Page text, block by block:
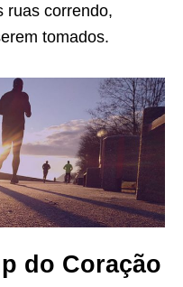
ruas correndo,
tomados.
do Coração